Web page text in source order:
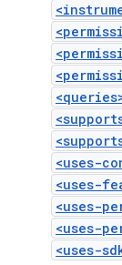
<uses-
<uses-
<uses-
<uses-
<uses-